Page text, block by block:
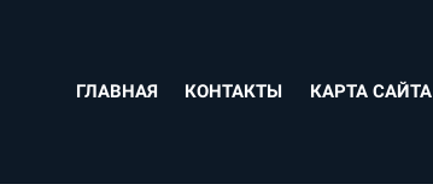
ГЛАВНАЯ КОНТАКТЫ КАРТА САЙТА